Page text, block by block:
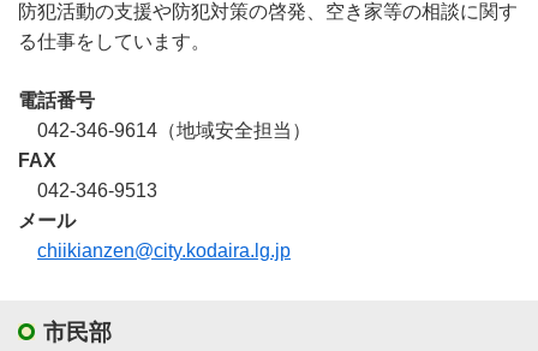
防犯活動の支援や防犯対策の啓発、空き家等の相談に関す
る仕事をしています。
電話番号
042-346-9614（地域安全担当）
FAX
042-346-9513
メール
chiikianzen@city.kodaira.lg.jp
市民部